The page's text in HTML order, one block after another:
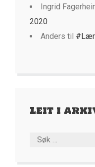
Ingrid
2020
Anders til
Leit i